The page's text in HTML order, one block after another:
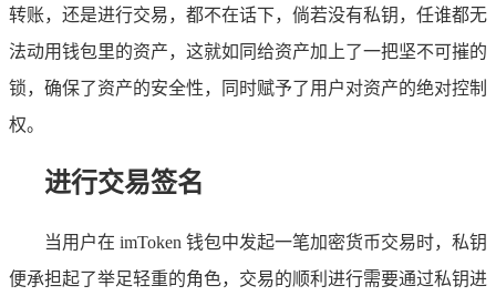
转账，还是进行交易，都不在话下，倘若没有私钥，任谁都无
法动用钱包里的资产，这就如同给资产加上了一把坚不可摧的
锁，确保了资产的安全性，同时赋予了用户对资产的绝对控制
权。
进行交易签名
当用户在 imToken 钱包中发起一笔加密货币交易时，私钥
便承担起了举足轻重的角色，交易的顺利进行需要通过私钥进